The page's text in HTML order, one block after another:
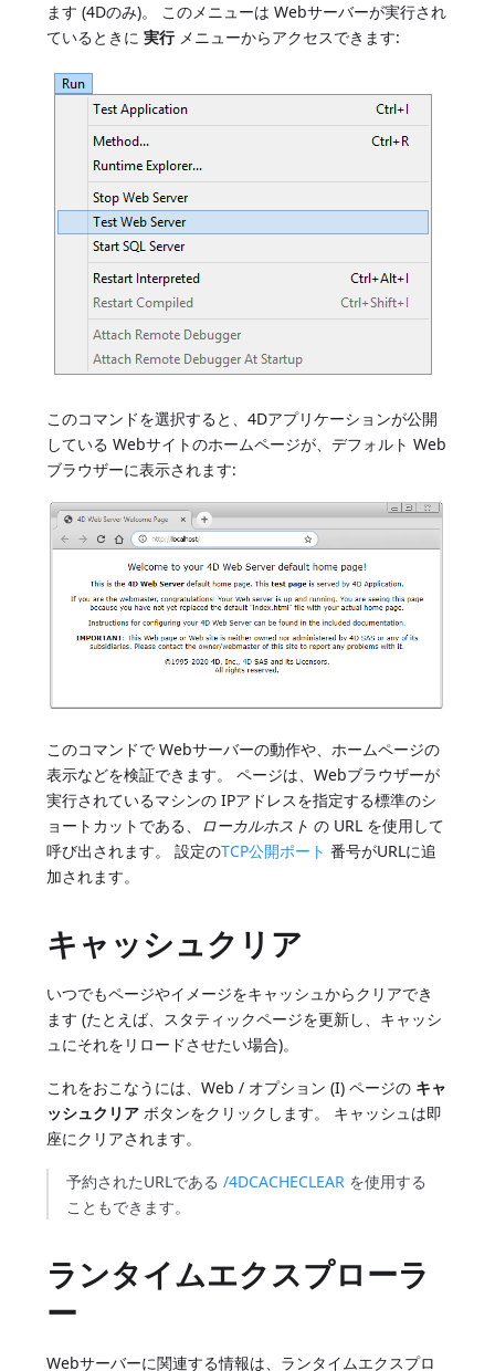
ます (4Dのみ)。 このメニューは Webサーバーが実行され
ているときに実行メニューからアクセスできます:
このコマンドを選択すると、4Dアプリケーションが公開
している Webサイトのホームページが、デフォルト Web
ブラウザーに表示されます:
このコマンドで Webサーバーの動作や、ホームページの
表示などを検証できます。 ページは、Webブラウザーが
実行されているマシンの IPアドレスを指定する標準のシ
ョートカットである、 ローカルホスト の URL を使用して
呼び出されます。 設定のTCP公開ポート 番号がURLに追
加されます。
キャッシュクリア
いつでもページやイメージをキャッシュからクリアでき
ます (たとえば、スタティックページを更新し、キャッシ
ュにそれをリロードさせたい場合)。
これをおこなうには、Web / オプション (I) ページの キャ
ッシュクリア ボタンをクリックします。 キャッシュは即
座にクリアされます。
予約されたURLである/4DCACHECLEAR を使用する
こともできます。
ランタイムエクスプローラ
ー
Webサーバーに関連する情報は、ランタイムエクスプロ